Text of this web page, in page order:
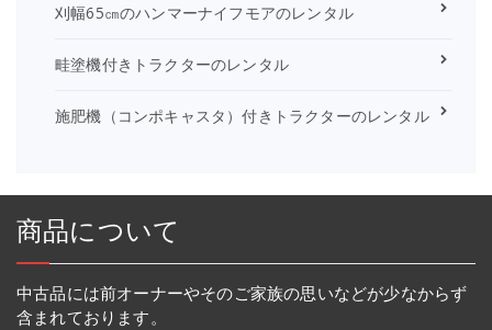
刈幅65㎝のハンマーナイフモアのレンタル
畦塗機付きトラクターのレンタル
施肥機（コンポキャスタ）付きトラクターのレンタル
商品について
中古品には前オーナーやそのご家族の思いなどが少なからず
含まれております。